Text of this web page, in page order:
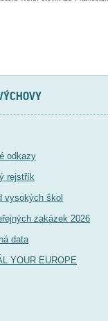
odkazy
rejstřík
vysokých škol
zakázek 2026
data
YOUR EUROPE